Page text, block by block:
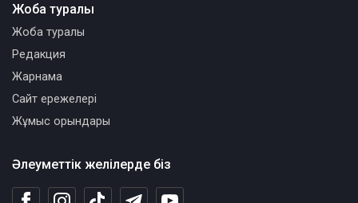
Әлеуметтік желілерде біз
Жоба туралы
Жоба туралы
Редакция
Жарнама
Сайт ережелері
Жұмыс орындары